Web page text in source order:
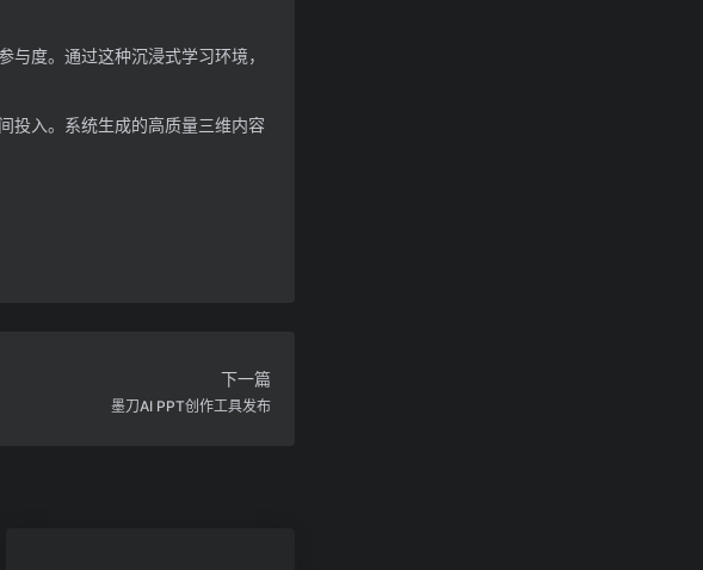
度。通过这种沉浸式学习环境，
投入。系统生成的高质量三维内容
下一篇
墨刀AI PPT创作工具发布